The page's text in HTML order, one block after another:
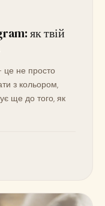
як твій
це не просто
з кольором,
ще до того, як